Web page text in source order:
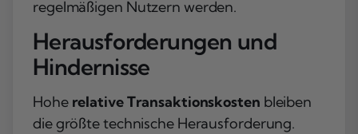
regelmäßigen Nutzern werden.
Herausforderungen und
Hindernisse
Hohe relative Transaktionskosten bleiben
die größte technische Herausforderung.